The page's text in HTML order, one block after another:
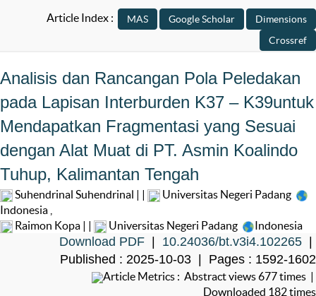
Article Index :
Analisis dan Rancangan Pola Peledakan
pada Lapisan Interburden K37 – K39untuk
Mendapatkan Fragmentasi yang Sesuai
dengan Alat Muat di PT. Asmin Koalindo
Tuhup, Kalimantan Tengah
Suhendrinal Suhendrinal | |
Universitas Negeri Padang
Indonesia
Raimon Kopa | |
Universitas Negeri Padang Indonesia
Download PDF 10.24036/bt.v3i4.102265
Published : 2025-10-03 | Pages : 1592-1602
Article Metrics : Abstract views 677 times |
Downloaded 182 times